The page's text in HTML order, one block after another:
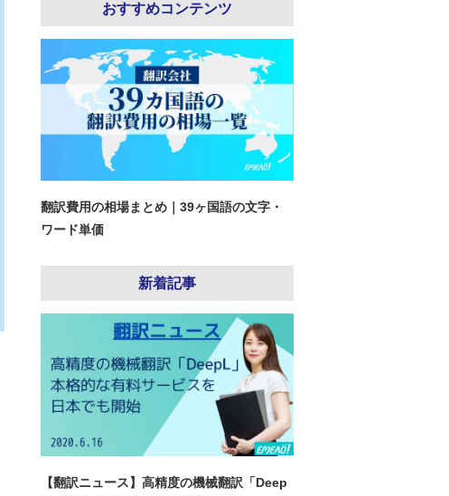
おすすめコンテンツ
翻訳費用の相場まとめ｜39ヶ国語の文字・
ワード単価
新着記事
【翻訳ニュース】高精度の機械翻訳「Deep